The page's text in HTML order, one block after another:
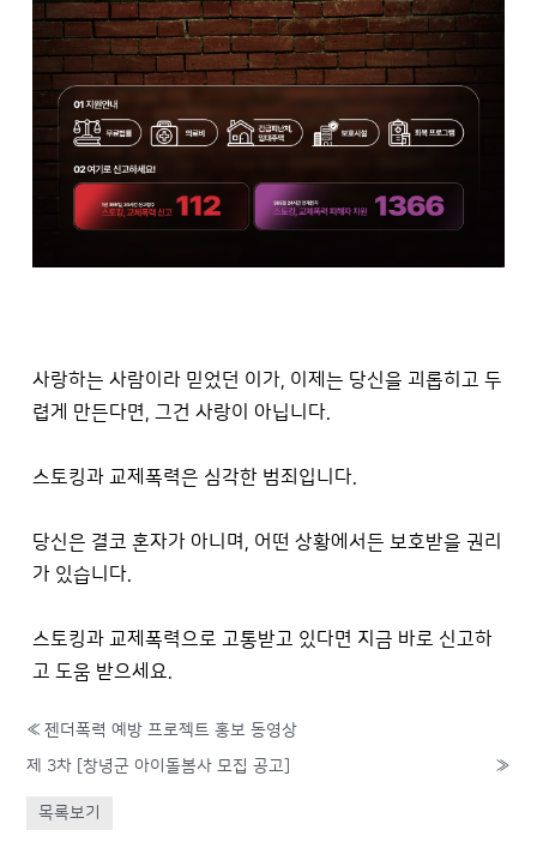
사랑하는 사람이라 믿었던 이가, 이제는 당신을 괴롭히고 두
렵게 만든다면, 그건 사랑이 아닙니다.
스토킹과 교제폭력은 심각한 범죄입니다.
당신은 결코 혼자가 아니며, 어떤 상황에서든 보호받을 권리
가 있습니다.
스토킹과 교제폭력으로 고통받고 있다면 지금 바로 신고하
고 도움 받으세요.
« 젠더폭력 예방 프로젝트 홍보 동영상
제 3차 [창녕군 아이돌봄사 모집 공고]
»
목록보기